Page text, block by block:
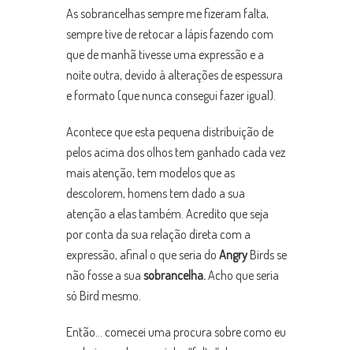
As sobrancelhas sempre me fizeram falta,
sempre tive de retocar a lápis fazendo com
que de manhã tivesse uma expressão e a
noite outra, devido à alterações de espessura
e formato (que nunca consegui fazer igual).
Acontece que esta pequena distribuição de
pelos acima dos olhos tem ganhado cada vez
mais atenção, tem modelos que as
descolorem, homens tem dado a sua
atenção a elas também. Acredito que seja
por conta da sua relação direta com a
expressão, afinal o que seria do Angry Birds se
não fosse a sua sobrancelha.Acho que seria
só Bird mesmo.
Então… comecei uma procura sobre como eu